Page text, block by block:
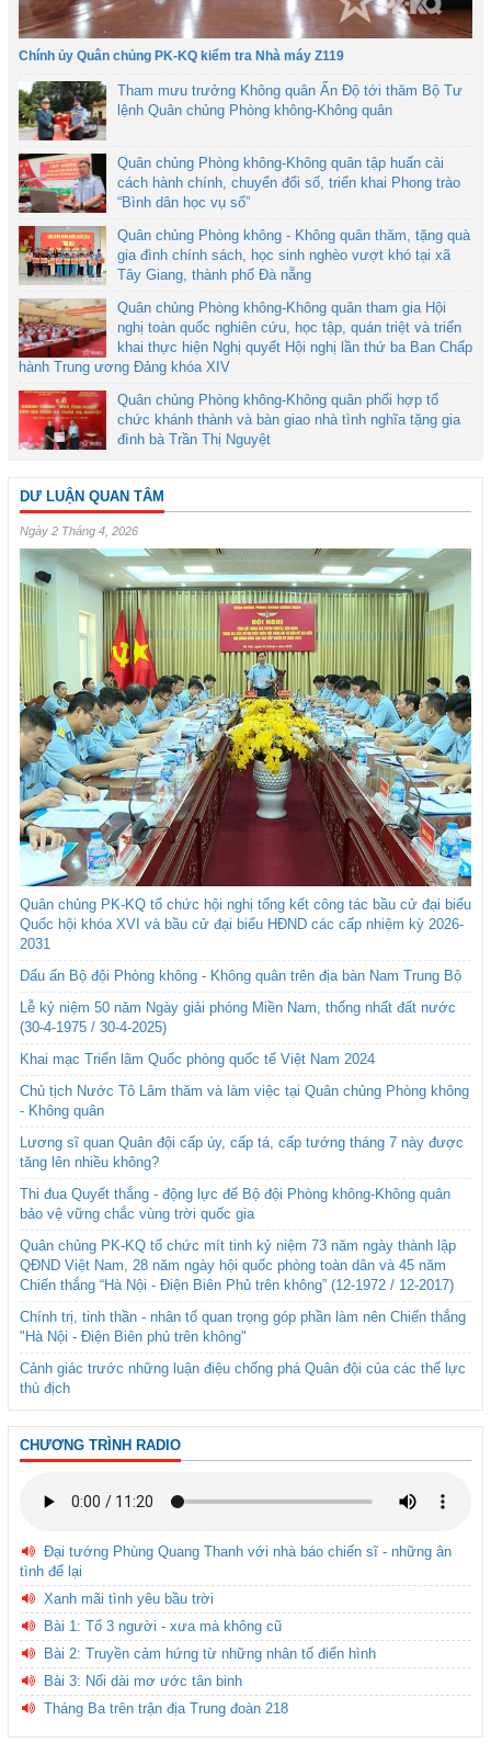
Chính ủy Quân chủng PK-KQ kiểm tra Nhà máy Z119
Tham mưu trưởng Không quân Ấn Độ tới thăm Bộ Tư
lệnh Quân chủng Phòng không-Không quân
Quân chủng Phòng không-Không quân tập huấn cải
cách hành chính, chuyển đổi số, triển khai Phong trào
“Bình dân học vụ số”
Quân chủng Phòng không - Không quân thăm, tặng quà
gia đình chính sách, học sinh nghèo vượt khó tại xã
Tây Giang, thành phố Đà nẵng
Quân chủng Phòng không-Không quân tham gia Hội
nghị toàn quốc nghiên cứu, học tập, quán triệt và triển
khai thực hiện Nghị quyết Hội nghị lần thứ ba Ban Chấp
hành Trung ương Đảng khóa XIV
Quân chủng Phòng không-Không quân phối hợp tổ
chức khánh thành và bàn giao nhà tình nghĩa tặng gia
đình bà Trần Thị Nguyệt
DƯ LUẬN QUAN TÂM
Ngày 2 Tháng 4, 2026
Quân chủng PK-KQ tổ chức hội nghị tổng kết công tác bầu cử đại biểu
Quốc hội khóa XVI và bầu cử đại biểu HĐND các cấp nhiệm kỳ 2026-
2031
Dấu ấn Bộ đội Phòng không - Không quân trên địa bàn Nam Trung Bộ
Lễ kỷ niệm 50 năm Ngày giải phóng Miền Nam, thống nhất đất nước
(30-4-1975 / 30-4-2025)
Khai mạc Triển lãm Quốc phòng quốc tế Việt Nam 2024
Chủ tịch Nước Tô Lâm thăm và làm việc tại Quân chủng Phòng không
- Không quân
Lương sĩ quan Quân đội cấp úy, cấp tá, cấp tướng tháng 7 này được
tăng lên nhiều không?
Thi đua Quyết thắng - động lực để Bộ đội Phòng không-Không quân
bảo vệ vững chắc vùng trời quốc gia
Quân chủng PK-KQ tổ chức mít tinh kỷ niệm 73 năm ngày thành lập
QĐND Việt Nam, 28 năm ngày hội quốc phòng toàn dân và 45 năm
Chiến thắng “Hà Nội - Điện Biên Phủ trên không” (12-1972 / 12-2017)
Chính trị, tinh thần - nhân tố quan trọng góp phần làm nên Chiến thắng
"Hà Nội - Điện Biên phủ trên không"
Cảnh giác trước những luận điệu chống phá Quân đội của các thế lực
thù địch
CHƯƠNG TRÌNH RADIO
Đại tướng Phùng Quang Thanh với nhà báo chiến sĩ - những ân
tình để lại
Xanh mãi tình yêu bầu trời
Bài 1: Tổ 3 người - xưa mà không cũ
Bài 2: Truyền cảm hứng từ những nhân tố điển hình
Bài 3: Nối dài mơ ước tân binh
Tháng Ba trên trận địa Trung đoàn 218